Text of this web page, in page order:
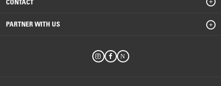
PARTNER WITH US
N